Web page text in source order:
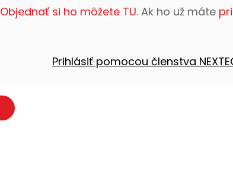
Objednať si ho môžete TU. Ak ho už máte
Prihlásiť pomocou členstva